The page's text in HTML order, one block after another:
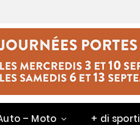
– Moto + di sporti